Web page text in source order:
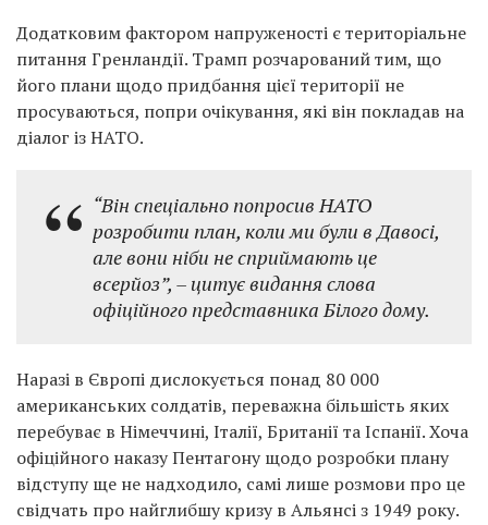
Додатковим фактором напруженості є територіальне
питання Гренландії. Трамп розчарований тим, що
його плани щодо придбання цієї території не
просуваються, попри очікування, які він покладав на
діалог із НАТО.
“Він спеціально попросив НАТО
розробити план, коли ми були в Давосі,
але вони ніби не сприймають це
всерйоз”, – цитує видання слова
офіційного представника Білого дому.
Наразі в Європі дислокується понад 80 000
американських солдатів, переважна більшість яких
перебуває в Німеччині, Італії, Британії та Іспанії. Хоча
офіційного наказу Пентагону щодо розробки плану
відступу ще не надходило, самі лише розмови про це
свідчать про найглибшу кризу в Альянсі з 1949 року.